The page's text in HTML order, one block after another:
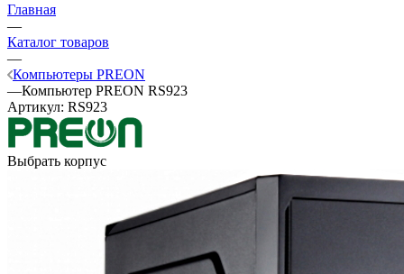
Главная
—
Каталог товаров
—
Компьютеры PREON
—Компьютер PREON RS923
Артикул: RS923
Выбрать корпус